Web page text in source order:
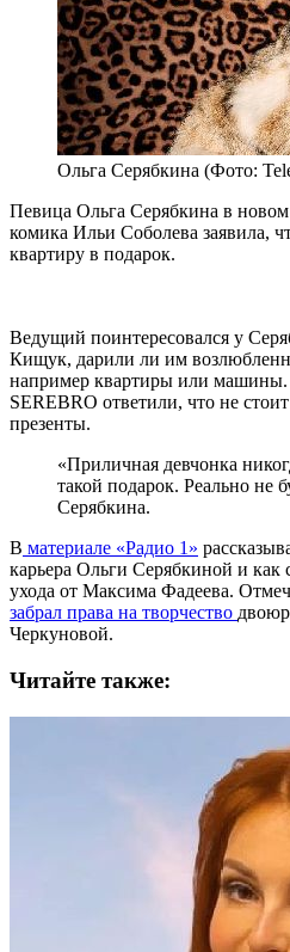
Ольга Серябкина (Фото:
Певица Ольга Серябкина в
комика Ильи Соболева заявила,
квартиру в подарок.
Ведущий поинтересовался у
Кищук, дарили ли им
например квартиры или
SEREBRO ответили, что не
презенты.
«Приличная девчонка
такой подарок. Реально не
Серябкина.
В материале «Радио 1»
карьера Ольги Серябкиной и как
ухода от Максима Фадеева.
забрал права на творчество
Черкуновой.
Читайте также: